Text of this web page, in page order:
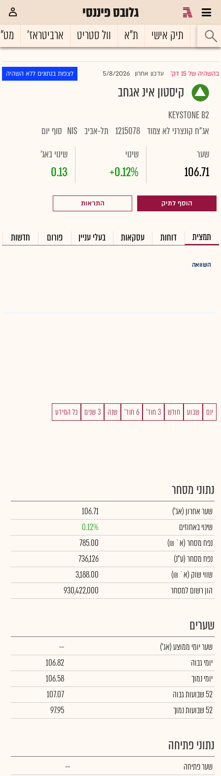
גלובס פיננסי
ראשי תיק אישי ת"א וול סטריט ארביטראז'
בהשהיה של 15 דק' |עדכון אחרון 5/8/2026 לצפות בנתונים ללא השהיה
קיסטון אינ אגחב
KEYSTONE B2
אג"ח קונצרני לא צמוד 1215078 תל-אביב NIS סוף יום
שער
106.71
שינוי
+0.12%
שינוי באג'
0.13
הוסף לתיק התראות
תמצית דוחות עסקאות בעלי עניין פורום חדשות
השוואה
יום שבוע חודש 3 חוד' 6 חוד' שנה 3 שנים כל המידע
נתוני מסחר
שער אחרון (אג')
106.71
שינוי באחוזים
0.12%
נפח מסחר(א` ₪)
785.00
נפח מסחר(ע"נ)
736,126
שווי שוק (א` ₪)
3,188.00
הון רשום למסחר
930,422,000
שערים
שער יומי ממוצע(אג')
--
יומי גבוה
106.82
יומי נמוך
106.58
52 שבועות גבוה
107.07
52 שבועות נמוך
97.95
נתוני פתיחה
שער פתיחה
--